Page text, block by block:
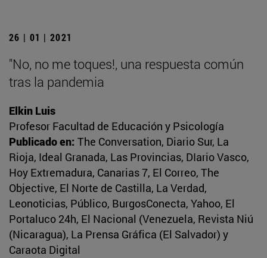
26 | 01 | 2021
"No, no me toques!, una respuesta común
tras la pandemia
Elkin Luis
Profesor Facultad de Educación y Psicología
Publicado en: The Conversation, Diario Sur, La
Rioja, Ideal Granada, Las Provincias, DIario Vasco,
Hoy Extremadura, Canarias 7, El Correo, The
Objective, El Norte de Castilla, La Verdad,
Leonoticias, Público, BurgosConecta, Yahoo, El
Portaluco 24h, El Nacional (Venezuela, Revista Niú
(Nicaragua), La Prensa Gráfica (El Salvador) y
Caraota Digital